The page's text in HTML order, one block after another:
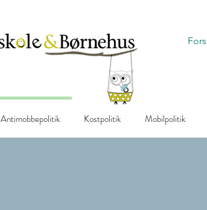
Antimobbepolitik Kostpolitik Mobilpolitik